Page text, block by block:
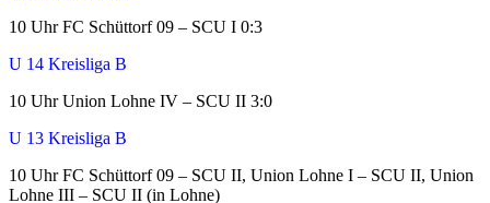
10 Uhr FC Schüttorf 09 – SCU I 0:3
U 14 Kreisliga B
10 Uhr Union Lohne IV – SCU II 3:0
U 13 Kreisliga B
10 Uhr FC Schüttorf 09 – SCU II, Union Lohne I – SCU II, Union
Lohne III – SCU II (in Lohne)